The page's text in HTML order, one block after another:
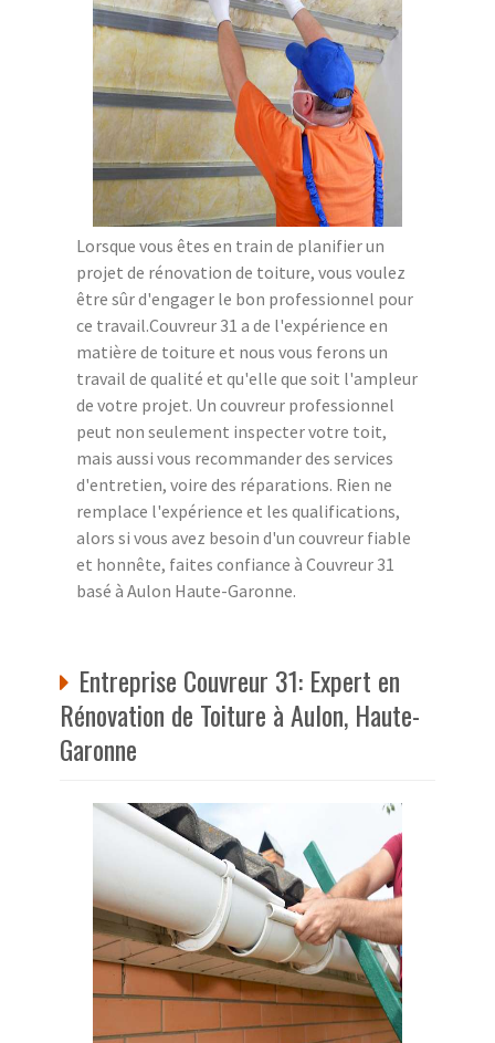
Lorsque vous êtes en train de planifier un
projet de rénovation de toiture, vous voulez
être sûr d'engager le bon professionnel pour
ce travail.Couvreur 31 a de l'expérience en
matière de toiture et nous vous ferons un
travail de qualité et qu'elle que soit l'ampleur
de votre projet. Un couvreur professionnel
peut non seulement inspecter votre toit,
mais aussi vous recommander des services
d'entretien, voire des réparations. Rien ne
remplace l'expérience et les qualifications,
alors si vous avez besoin d'un couvreur fiable
et honnête, faites confiance à Couvreur 31
basé à Aulon Haute-Garonne.
Entreprise Couvreur 31: Expert en
Rénovation de Toiture à Aulon, Haute-
Garonne